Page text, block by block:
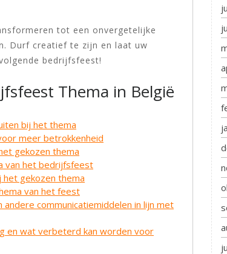
tot een onvergetelijke
Durf creatief te zijn en laat uw
bedrijfsfeest!
Thema in België
bij het thema
meer betrokkenheid
gekozen thema
van het bedrijfsfeest
het gekozen thema
van het feest
communicatiemiddelen in lijn met
en wat verbeterd kan worden voor